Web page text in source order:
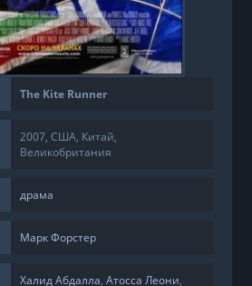
The Kite Runner
2007, США, Китай,
Великобритания
драма
Марк Форстер
Халид Абдалла,Атосса Леони,